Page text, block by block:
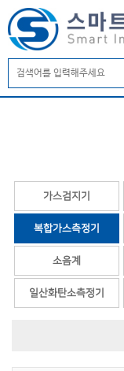
가스검지기
복합가스측정기
소음계
일산화탄소측정기